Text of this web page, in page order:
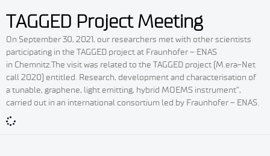
TAGGED Project Meeting
On September 30, 2021, our researchers met with other scientists
participating in the TAGGED project at Fraunhofer – ENAS
in Chemnitz.The visit was related to the TAGGED project (M.era-Net
call 2020) entitled. Research, development and characterisation of
a tunable, graphene, light emitting, hybrid MOEMS instrument”,
carried out in an international consortium led by Fraunhofer – ENAS.